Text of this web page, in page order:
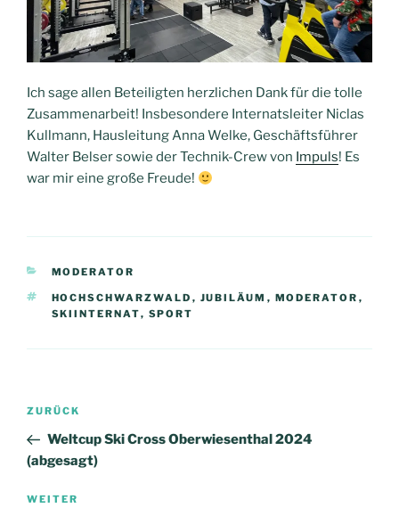
Ich sage allen Beteiligten herzlichen Dank für die tolle
Zusammenarbeit! Insbesondere Internatsleiter Niclas
Kullmann, Hausleitung Anna Welke, Geschäftsführer
Walter Belser sowie der Technik-Crew von Impuls! Es
war mir eine große Freude!
KATEGORIEN
MODERATOR
SCHLAGWÖRTER
HOCHSCHWARZWALD , JUBILÄUM , MODERATOR ,
SKIINTERNAT, SPORT
Beitragsnavigation
Vorheriger
Beitrag
ZURÜCK
Weltcup Ski Cross Oberwiesenthal 2024
(abgesagt)
Nächster
WEITER